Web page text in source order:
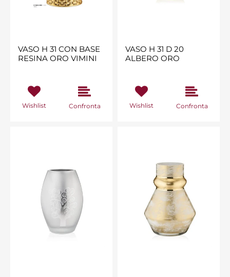
VASO H 31 CON BASE
RESINA ORO VIMINI
Wishlist Confronta
VASO H 31 D 20
ALBERO ORO
Wishlist Confronta